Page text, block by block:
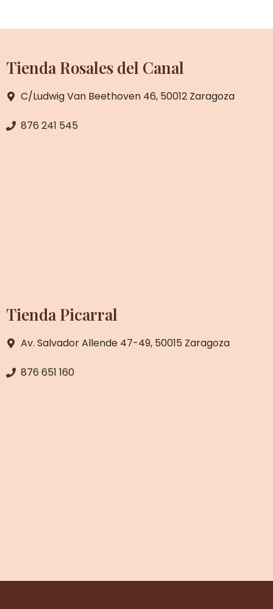
Tienda Rosales del Canal
C/Ludwig Van Beethoven 46, 50012 Zaragoza
876 241 545
Tienda Picarral
Av. Salvador Allende 47-49, 50015 Zaragoza
876 651 160